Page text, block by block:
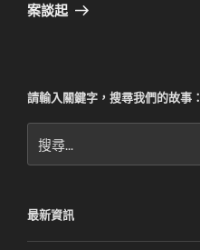
篇
案談起​
請輸入關鍵字，搜尋我們的故事：
尋
字:
最新資訊